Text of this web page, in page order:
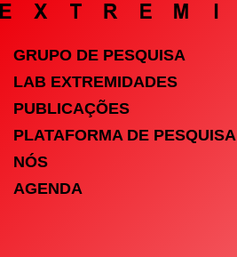
GRUPO DE PESQUISA
LAB EXTREMIDADES
PUBLICAÇÕES
PLATAFORMA DE PESQUISA
NÓS
AGENDA